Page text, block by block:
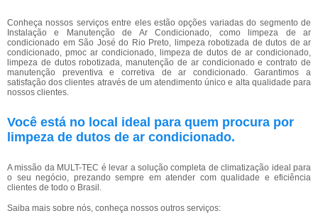
Conheça nossos serviços entre eles estão opções variadas do segmento de
Instalação e Manutenção de Ar Condicionado, como limpeza de ar
condicionado em São José do Rio Preto, limpeza robotizada de dutos de ar
condicionado, pmoc ar condicionado, limpeza de dutos de ar condicionado,
limpeza de dutos robotizada, manutenção de ar condicionado e contrato de
manutenção preventiva e corretiva de ar condicionado. Garantimos a
satisfação dos clientes através de um atendimento único e alta qualidade para
nossos clientes.
Você está no local ideal para quem procura por
limpeza de dutos de ar condicionado.
A missão da MULT-TEC é levar a solução completa de climatização ideal para
o seu negócio, prezando sempre em atender com qualidade e eficiência
clientes de todo o Brasil.
Saiba mais sobre nós, conheça nossos outros serviços: